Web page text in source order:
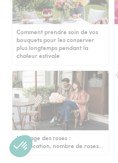
Comment prendre soin de vos
bouquets pour les conserver
plus longtemps pendant la
chaleur estivale
Langage des roses :
signification, nombre de roses…